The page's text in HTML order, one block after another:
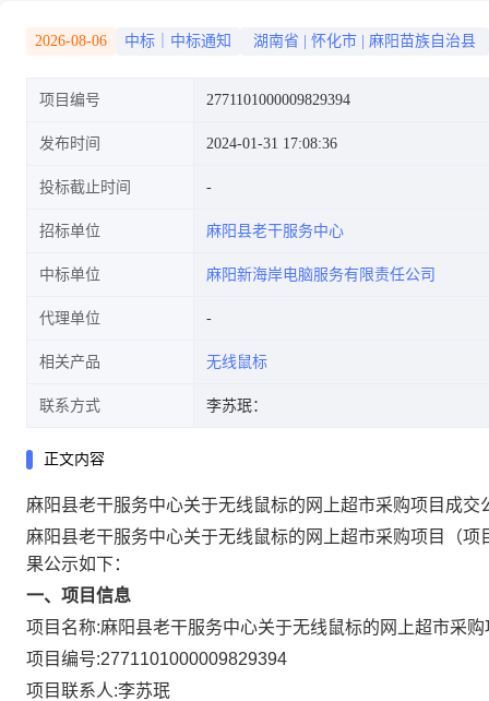
2026-08-06 中标｜中标通知 湖南省 怀化市 麻阳苗族自治县
项目编号 2771101000009829394
发布时间 2024-01-31 17:08:36
投标截止时间
招标单位 麻阳县老干服务中心
中标单位 麻阳新海岸电脑服务有限责任公司
代理单位
相关产品 无线鼠标
联系方式 李苏珉：
正文内容
麻阳县老干服务中心关于无线鼠标的网上超市采购项目成交
麻阳县老干服务中心关于无线鼠标的网上超市采购项目
（
果公示如下：
一、项目信息
项目名称:麻阳县老干服务中心关于无线鼠标的网上超市采购
项目编号:2771101000009829394
项目联系人:李苏珉